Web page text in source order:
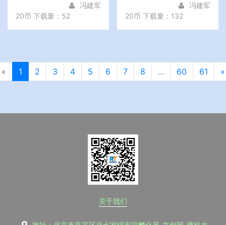
冯建军
20币 下载量：52
冯建军
20币 下载量：132
« 1 2 3 4 5 6 7 8 ... 60 61 »
关于我们